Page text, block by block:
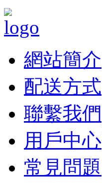
網站簡介
配送方式
聯繫我們
用戶中心
常見問題